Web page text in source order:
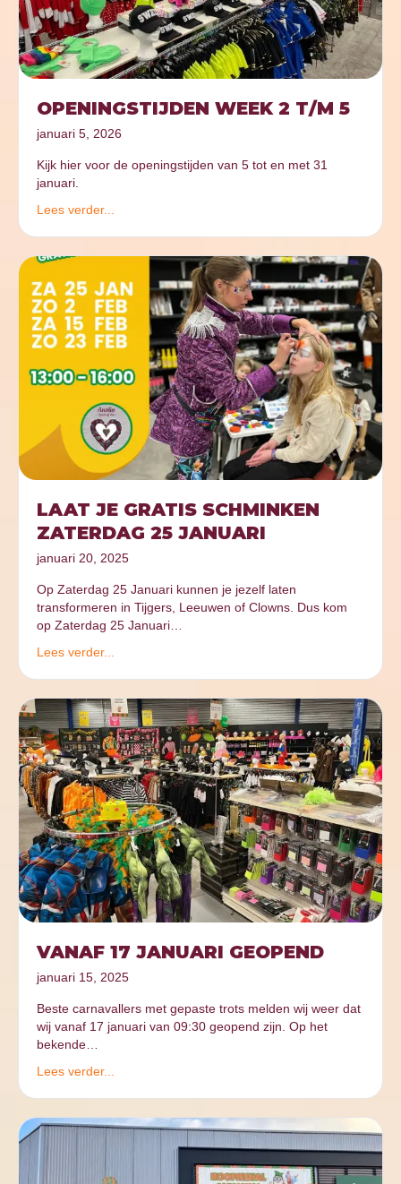
OPENINGSTIJDEN WEEK 2 T/M 5
januari 5, 2026
Kijk hier voor de openingstijden van 5 tot en met 31
januari.
Lees verder...
LAAT JE GRATIS SCHMINKEN
ZATERDAG 25 JANUARI
januari 20, 2025
Op Zaterdag 25 Januari kunnen je jezelf laten
transformeren in Tijgers, Leeuwen of Clowns. Dus kom
op Zaterdag 25 Januari…
Lees verder...
VANAF 17 JANUARI GEOPEND
januari 15, 2025
Beste carnavallers met gepaste trots melden wij weer dat
wij vanaf 17 januari van 09:30 geopend zijn. Op het
bekende…
Lees verder...